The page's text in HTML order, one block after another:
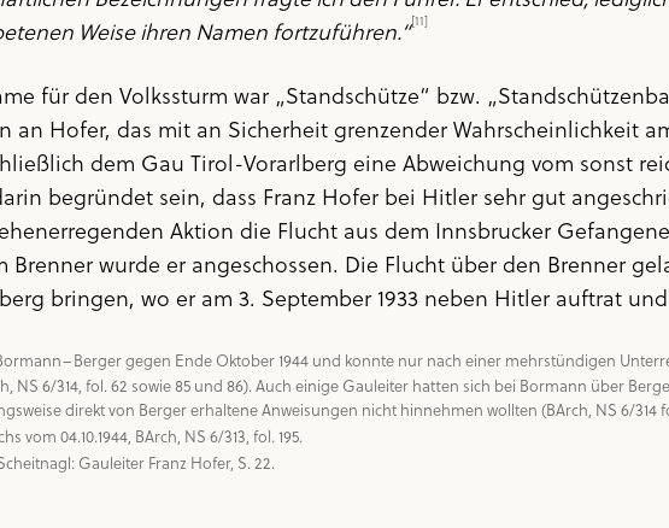
Weise ihren Namen fortzuführen.“[11]
für den Volkssturm war „Standschütze“ bzw.
an Hofer, das mit an Sicherheit grenzender Wahrscheinlichkeit
dem Gau Tirol-Vorarlberg eine Abweichung vom sonst
begründet sein, dass Franz Hofer bei Hitler sehr gut
Aktion die Flucht aus dem Innsbrucker
Brenner wurde er angeschossen. Die Flucht über den Brenner
bringen, wo er am 3. September 1933 neben Hitler auftrat
gegen Ende Oktober 1944 und konnte nur nach einer mehrstündigen
NS 6/314, fol. 62 sowie 85 und 86). Auch einige Gauleiter hatten sich bei Bormann über
Gauleiter Franz Hofer, S. 22.